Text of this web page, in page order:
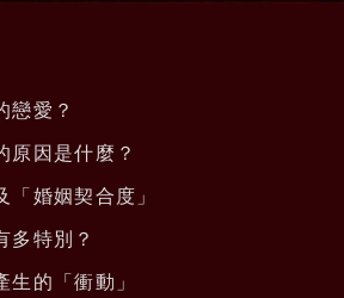
戀愛？
原因是什麼？
婚姻契合度」
多特別？
的「衝動」